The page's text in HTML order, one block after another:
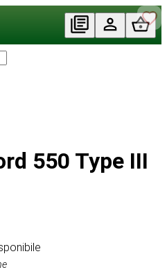
550 Type III